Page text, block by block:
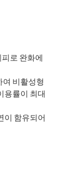
로 완화에
비활성형
용률이 최대
이 함유되어